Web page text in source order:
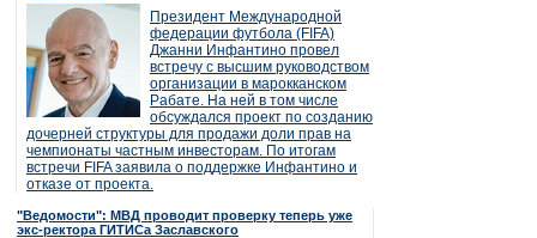
Президент Международной
федерации футбола (FIFA)
Джанни Инфантино провел
встречу с высшим руководством
организации в марокканском
Рабате. На ней в том числе
обсуждался проект по созданию
дочерней структуры для продажи доли прав на
чемпионаты частным инвесторам. По итогам
встречи FIFA заявила о поддержке Инфантино и
отказе от проекта.
"Ведомости": МВД проводит проверку теперь уже
экс-ректора ГИТИСа Заславского